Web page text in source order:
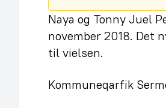
Naya og Tonny Juel
november 2018. Det
til vielsen.
Kommuneqarfik